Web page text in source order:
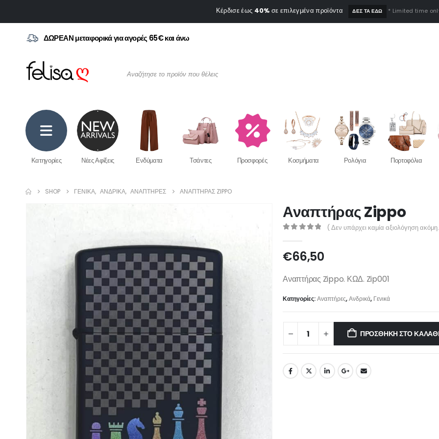
Κέρδισε έως 40% σε επιλεγμένα προϊόντα ΔΕΣ ΤΑ ΕΔΩ * Limited time
ΔΩΡΕΑΝ μεταφορικά για αγορές 65€ και άνω
Κατηγορίες Νέες Αφίξεις Ενδύματα Τσάντες Προσφορές Κοσμήματα Ρολόγια Πορτοφόλια
SHOP ΓΕΝΙΚΆ, ΑΝΔΡΙΚΆ, ΑΝΑΠΤΉΡΕΣ ΑΝΑΠΤΉΡΑΣ ZIPPO
Αναπτήρας Zippo
( Δεν υπάρχει καμία αξιολόγηση
€66,50
Αναπτήρας Zippo. ΚΩΔ. Zip001
Κατηγορίες:Αναπτήρες,Ανδρικά, Γενικά
ΠΡΟΣΘΉΚΗ ΣΤΟ